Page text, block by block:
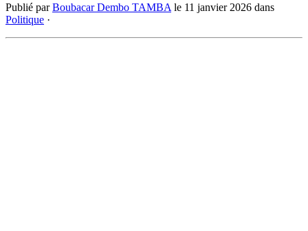
Publié parBoubacar Dembo TAMBA le 11 janvier 2026 dans
Politique ·